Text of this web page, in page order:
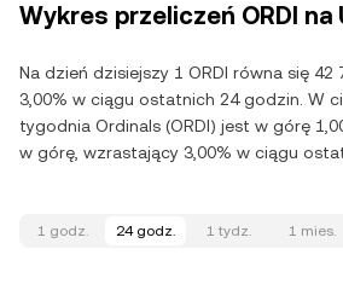
Wykres przeliczeń ORDI na
Na dzień dzisiejszy 1 ORDI równa się 42
3,00% w ciągu ostatnich 24 godzin. W
tygodnia Ordinals (ORDI) jest w górę
w górę, wzrastający 3,00% w ciągu
1 godz. 24 godz. 1 tydz. 1 mies.